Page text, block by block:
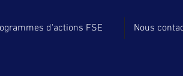
d'actions FSE Nous